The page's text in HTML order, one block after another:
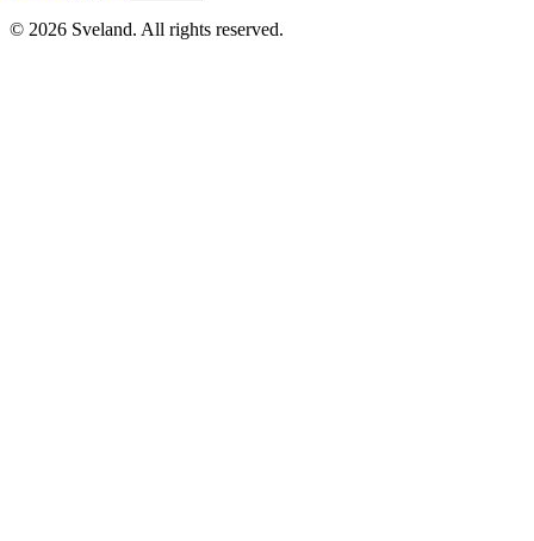
© 2026 Sveland. All rights reserved.